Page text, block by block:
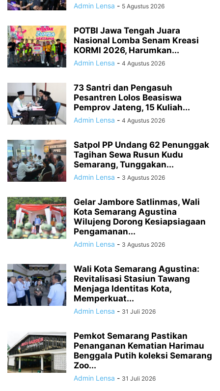
Admin Lensa - 5 Agustus 2026
POTBI Jawa Tengah Juara
Nasional Lomba Senam Kreasi
KORMI 2026, Harumkan...
Admin Lensa - 4 Agustus 2026
73 Santri dan Pengasuh
Pesantren Lolos Beasiswa
Pemprov Jateng, 15 Kuliah...
Admin Lensa - 4 Agustus 2026
Satpol PP Undang 62 Penunggak
Tagihan Sewa Rusun Kudu
Semarang, Tunggakan...
Admin Lensa - 3 Agustus 2026
Gelar Jambore Satlinmas, Wali
Kota Semarang Agustina
Wilujeng Dorong Kesiapsiagaan
Pengamanan...
Admin Lensa - 3 Agustus 2026
Wali Kota Semarang Agustina:
Revitalisasi Stasiun Tawang
Menjaga Identitas Kota,
Memperkuat...
Admin Lensa - 31 Juli 2026
Pemkot Semarang Pastikan
Penanganan Kematian Harimau
Benggala Putih koleksi Semarang
Zoo...
Admin Lensa - 31 Juli 2026